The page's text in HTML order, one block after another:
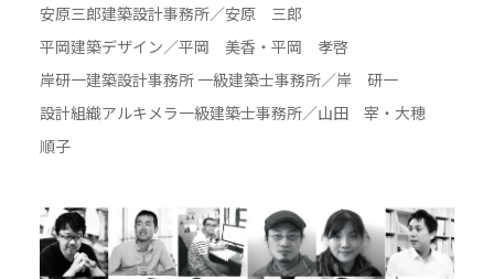
安原三郎建築設計事務所／安原 三郎
平岡建築デザイン／平岡 美香・平岡 孝啓
岸研一建築設計事務所 一級建築士事務所／岸 研一
設計組織アルキメラ一級建築士事務所／山田 宰・大穂
順子